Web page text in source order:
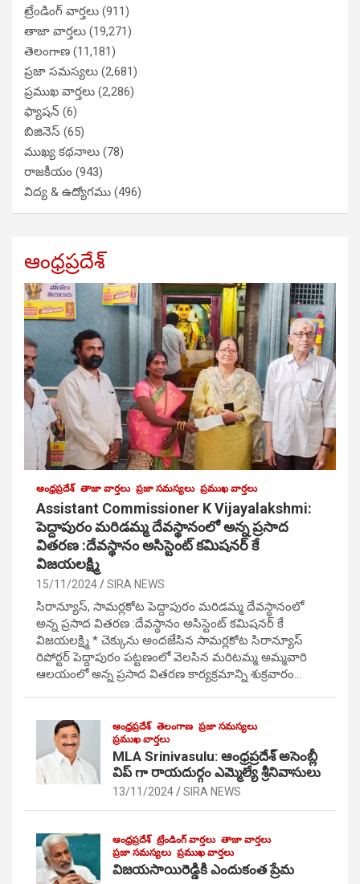
ట్రేండింగ్ వార్తలు (911)
తాజా వార్తలు (19,271)
తెలంగాణ (11,181)
ప్రజా సమస్యలు (2,681)
ప్రముఖ వార్తలు (2,286)
ఫ్యాషన్ (6)
బిజినెస్ (65)
ముఖ్య కథనాలు (78)
రాజకీయం (943)
విద్య & ఉద్యోగము (496)
ఆంధ్రప్రదేశ్
ఆంధ్రప్రదేశ్ తాజా వార్తలు ప్రజా సమస్యలు ప్రముఖ వార్తలు
Assistant Commissioner K Vijayalakshmi:
పెద్దాపురం మరిడమ్మ దేవస్థానంలో అన్న ప్రసాద
వితరణ :దేవస్థానం అసిస్టెంట్ కమిషనర్ కే
విజయలక్ష్మి
15/11/2024 SIRA NEWS
సిరాన్యూస్, సామర్లకోట పెద్దాపురం మరిడమ్మ దేవస్థానంలో
అన్న ప్రసాద వితరణ :దేవస్థానం అసిస్టెంట్ కమిషనర్ కే
విజయలక్ష్మి * చెక్కును అందజేసిన సామర్లకోట సిరాన్యూస్
రిపోర్టర్ పెద్దాపురం పట్టణంలో వెలసిన మరిటమ్మ అమ్మవారి
ఆలయంలో అన్న ప్రసాద వితరణ కార్యక్రమాన్ని శుక్రవారం…
ఆంధ్రప్రదేశ్ తెలంగాణ ప్రజా సమస్యలు
ప్రముఖ వార్తలు
MLA Srinivasulu: ఆంధ్రప్రదేశ్ అసెంబ్లీ
విప్ గా రాయదుర్గం ఎమ్మెల్యే శ్రీనివాసులు
13/11/2024 SIRA NEWS
ఆంధ్రప్రదేశ్ ట్రేండింగ్ వార్తలు తాజా వార్తలు
ప్రజా సమస్యలు ప్రముఖ వార్తలు
విజయసాయిరెడ్డికి ఎందుకంత ప్రేమ